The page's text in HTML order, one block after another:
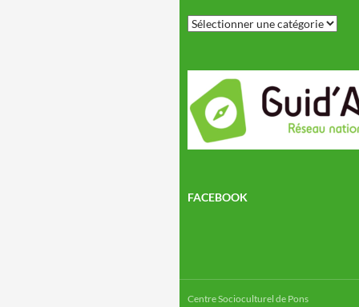
Rechercher
un
FACEBOOK
Centre Socioculturel de Pons